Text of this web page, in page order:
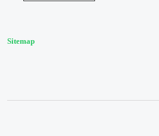
Sitemap